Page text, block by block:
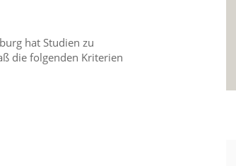
hat Studien zu
die folgenden Kriterien